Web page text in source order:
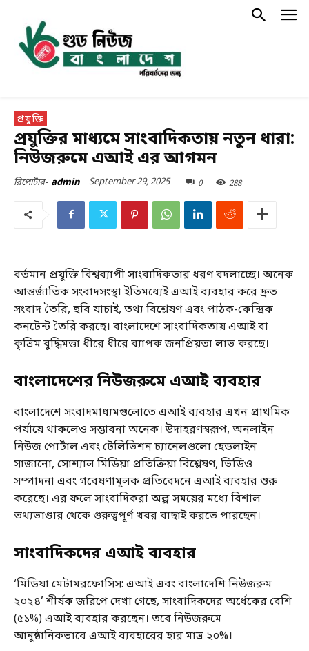
প্রযুক্তি
প্রযুক্তির মাধ্যমে সাংবাদিকতায় নতুন ধারা:
নিউজরুমে এআই এর আগমন
রিপোর্টার- admin September 29, 2025 0 288
বর্তমান প্রযুক্তি বিশ্বব্যাপী সাংবাদিকতার ধরণ বদলাচ্ছে। অনেক
আন্তর্জাতিক সংবাদসংস্থা ইতিমধ্যেই এআই ব্যবহার করে দ্রুত
সংবাদ তৈরি, ছবি যাচাই, তথ্য বিশ্লেষণ এবং পাঠক-কেন্দ্রিক
কনটেন্ট তৈরি করছে। বাংলাদেশে সাংবাদিকতায় এআই বা
কৃত্রিম বুদ্ধিমত্তা ধীরে ধীরে ব্যাপক জনপ্রিয়তা লাভ করছে।
বাংলাদেশের নিউজরুমে এআই ব্যবহার
বাংলাদেশে সংবাদমাধ্যমগুলোতে এআই ব্যবহার এখন প্রাথমিক
পর্যায়ে থাকলেও সম্ভাবনা অনেক। উদাহরণস্বরূপ, অনলাইন
নিউজ পোর্টাল এবং টেলিভিশন চ্যানেলগুলো হেডলাইন
সাজানো, সোশ্যাল মিডিয়া প্রতিক্রিয়া বিশ্লেষণ, ভিডিও
সম্পাদনা এবং গবেষণামূলক প্রতিবেদনে এআই ব্যবহার শুরু
করেছে। এর ফলে সাংবাদিকরা অল্প সময়ের মধ্যে বিশাল
তথ্যভাণ্ডার থেকে গুরুত্বপূর্ণ খবর বাছাই করতে পারছেন।
সাংবাদিকদের এআই ব্যবহার
‘মিডিয়া মেটামরফোসিস: এআই এবং বাংলাদেশি নিউজরুম
২০২৪’ শীর্ষক জরিপে দেখা গেছে, সাংবাদিকদের অর্ধেকের বেশি
(৫১%) এআই ব্যবহার করছেন। তবে নিউজরুমে
আনুষ্ঠানিকভাবে এআই ব্যবহারের হার মাত্র ২০%।